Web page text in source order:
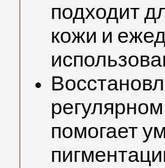
подходит
кожи и
помогает